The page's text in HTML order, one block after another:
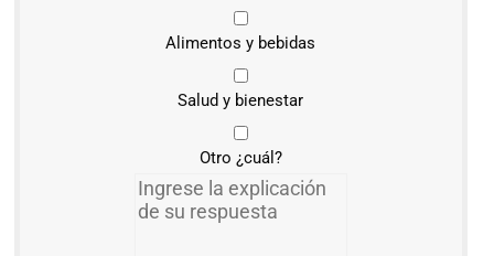
Alimentos y bebidas
Salud y bienestar
Otro ¿cuál?